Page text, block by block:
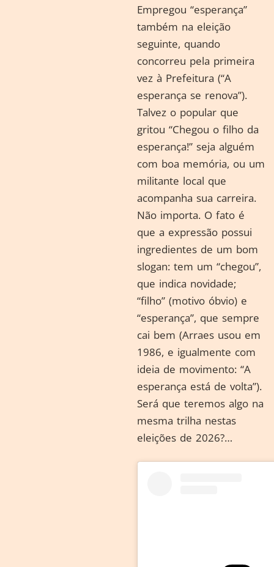
Empregou “esperança”
também na eleição
seguinte, quando
concorreu pela primeira
vez à Prefeitura (“A
esperança se renova”).
Talvez o popular que
gritou “Chegou o filho da
esperança!” seja alguém
com boa memória, ou um
militante local que
acompanha sua carreira.
Não importa. O fato é
que a expressão possui
ingredientes de um bom
slogan: tem um “chegou”,
que indica novidade;
“filho” (motivo óbvio) e
“esperança”, que sempre
cai bem (Arraes usou em
1986, e igualmente com
ideia de movimento: “A
esperança está de volta”).
Será que teremos algo na
mesma trilha nestas
eleições de 2026?…